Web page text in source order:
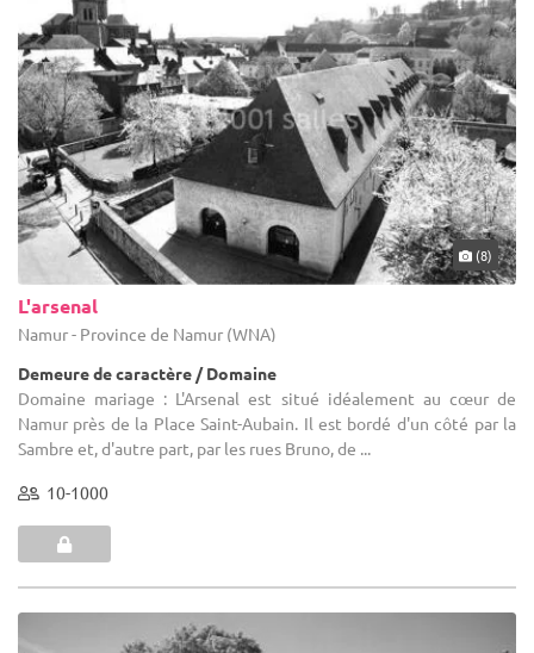
(8)
L'arsenal
Namur - Province de Namur (WNA)
Demeure de caractère / Domaine
Domaine mariage : L'Arsenal est situé idéalement au cœur de
Namur près de la Place Saint-Aubain. Il est bordé d'un côté par la
Sambre et, d'autre part, par les rues Bruno, de ...
10-1000